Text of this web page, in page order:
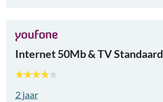
Internet 50Mb & TV Standaard
2 jaar